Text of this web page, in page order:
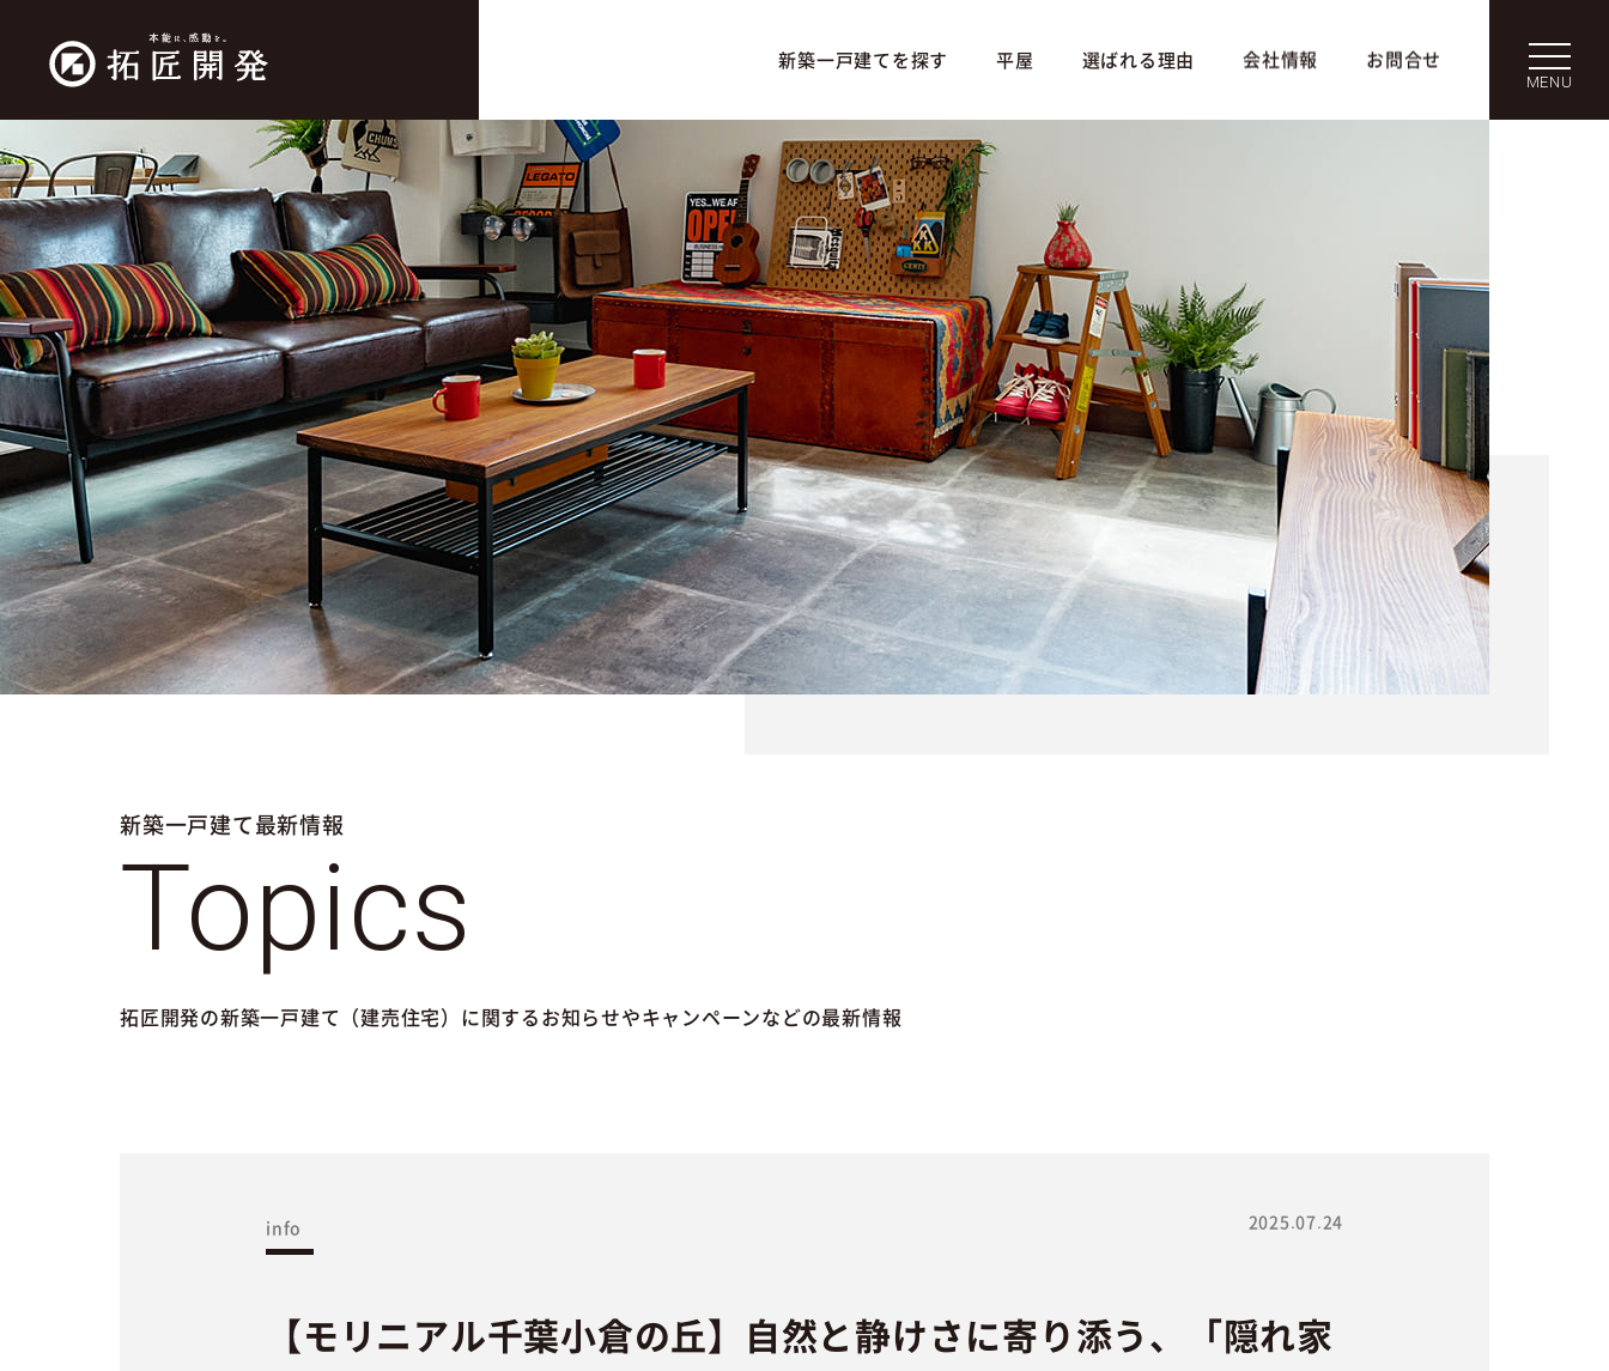
新築一戸建てを探す 平屋 選ばれる理由 会社情報 お問合せ
MENU
新築一戸建て最新情報
Topics
拓匠開発の新築一戸建て（建売住宅）に関するお知らせやキャンペーンなどの最新情報
info 2025.07.24
【モリニアル千葉小倉の丘】自然と静けさに寄り添う、「隠れ家